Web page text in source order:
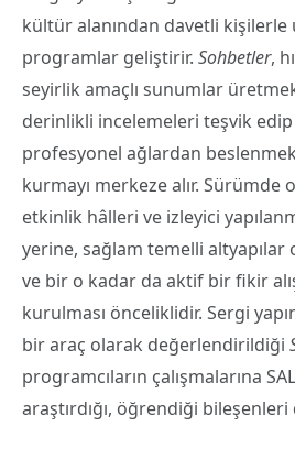
kültür alanından davetli kişilerle
programlar geliştirir. Sohbetler,
seyirlik amaçlı sunumlar
derinlikli incelemeleri teşvik
profesyonel ağlardan
kurmayı merkeze alır. Sürümde
etkinlik hâlleri ve izleyici
yerine, sağlam temelli
ve bir o kadar da aktif bir fikir
kurulması önceliklidir. Sergi
bir araç olarak değerlendirildiği
programcıların çalışmalarına
araştırdığı, öğrendiği bileşenleri